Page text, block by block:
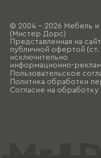
© 2004 - 2026 Мебель и
(Мистер Дорс)
Представленная на
публичной офертой
исключительно
информационно-
Пользовательское
Политика обработки
Согласие на